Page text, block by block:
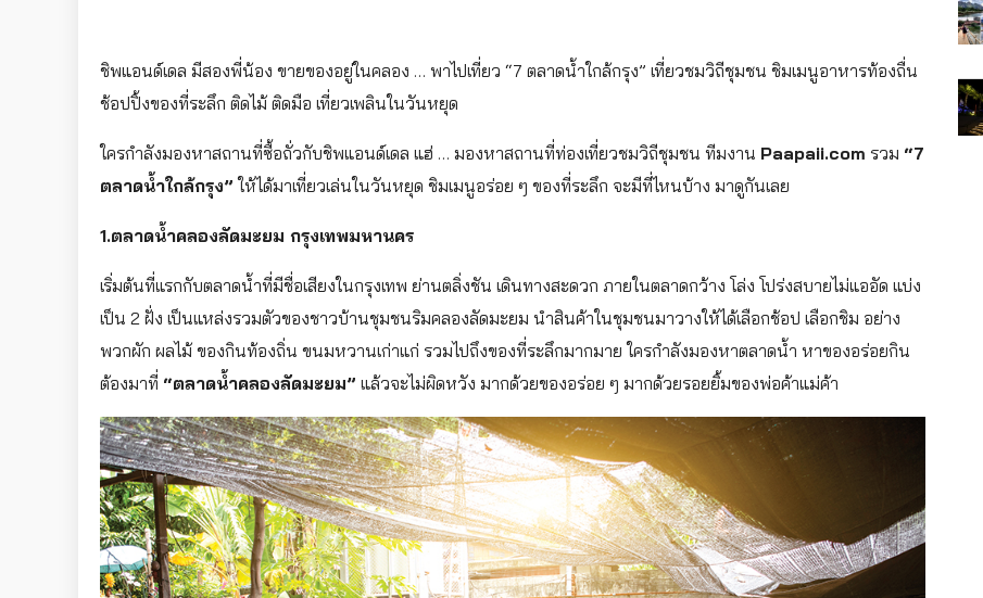
ชิพแอนด์เดล มีสองพี่น้อง ขายของอยู่ในคลอง … พาไปเที่ยว “7 ตลาดน้ำใกล้กรุง” เที่ยวชมวิถีชุมชน ชิมเมนูอาหารท้องถื่น
ช้อปปิ้งของที่ระลึก ติดไม้ ติดมือ เที่ยวเพลินในวันหยุด
ใครกำลังมองหาสถานที่ซื้อถั่วกับชิพแอนด์เดล แฮ่ … มองหาสถานที่ท่องเที่ยวชมวิถีชุมชน ทีมงาน Paapaii.com รวม “7
ตลาดน้ำใกล้กรุง” ให้ได้มาเที่ยวเล่นในวันหยุด ชิมเมนูอร่อย ๆ ของที่ระลึก จะมีที่ไหนบ้าง มาดูกันเลย
1.ตลาดน้ำคลองลัดมะยม กรุงเทพมหานคร
เริ่มต้นที่แรกกับตลาดน้ำที่มีชื่อเสียงในกรุงเทพ ย่านตลิ่งชัน เดินทางสะดวก ภายในตลาดกว้าง โล่ง โปร่งสบายไม่แออัด แบ่ง
เป็น 2 ฝั่ง เป็นแหล่งรวมตัวของชาวบ้านชุมชนริมคลองลัดมะยม นำสินค้าในชุมชนมาวางให้ได้เลือกช้อป เลือกชิม อย่าง
พวกผัก ผลไม้ ของกินท้องถิ่น ขนมหวานเก่าแก่ รวมไปถึงของที่ระลึกมากมาย ใครกำลังมองหาตลาดน้ำ หาของอร่อยกิน
ต้องมาที่ “ตลาดน้ำคลองลัดมะยม” แล้วจะไม่ผิดหวัง มากด้วยของอร่อย ๆ มากด้วยรอยยิ้มของพ่อค้าแม่ค้า